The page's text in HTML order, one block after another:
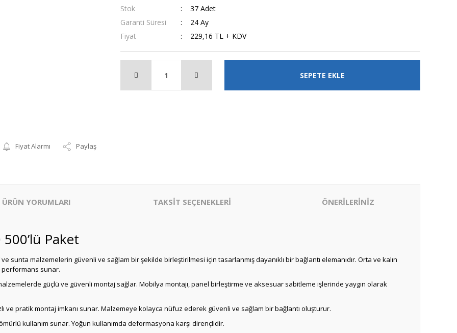
Fiyat Alarmı Paylaş
Stok
37 Adet
Garanti Süresi
24 Ay
Fiyat
229,16 TL + KDV
SEPETE EKLE
ÜRÜN YORUMLARI TAKSİT SEÇENEKLERİ ÖNERİLERİNİZ
Paket
ve sunta malzemelerin güvenli ve sağlam bir şekilde birleştirilmesi için tasarlanmış dayanıklı bir bağlantı elemanıdır. Orta ve kalın
sunar.
güçlü ve güvenli montaj sağlar. Mobilya montajı, panel birleştirme ve aksesuar sabitleme işlerinde yaygın olarak
ve pratik montaj imkanı sunar. Malzemeye kolayca nüfuz ederek güvenli ve sağlam bir bağlantı oluşturur.
kullanım sunar. Yoğun kullanımda deformasyona karşı dirençlidir.